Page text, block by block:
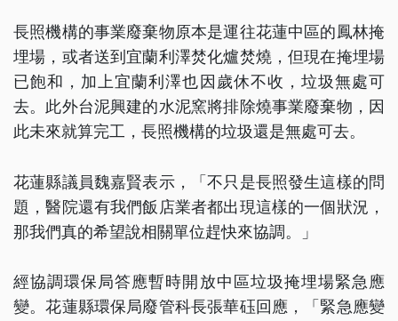
長照機構的事業廢棄物原本是運往花蓮中區的鳳林掩
埋場，或者送到宜蘭利澤焚化爐焚燒，但現在掩埋場
已飽和，加上宜蘭利澤也因歲休不收，垃圾無處可
去。此外台泥興建的水泥窯將排除燒事業廢棄物，因
此未來就算完工，長照機構的垃圾還是無處可去。
花蓮縣議員魏嘉賢表示，「不只是長照發生這樣的問
題，醫院還有我們飯店業者都出現這樣的一個狀況，
那我們真的希望說相關單位趕快來協調。」
經協調環保局答應暫時開放中區垃圾掩埋場緊急應
變。花蓮縣環保局廢管科長張華砡回應，「緊急應變